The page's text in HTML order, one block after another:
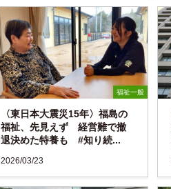
福祉一般
〈東日本大震災15年〉福島の
福祉、先見えず 経営難で撤
退決めた特養も #知り続...
2026/03/23